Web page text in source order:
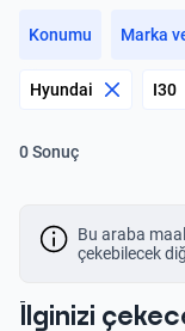
Konumu Marka
Hyundai I30
0 Sonuç
Bu araba
çekebilecek
İlginizi